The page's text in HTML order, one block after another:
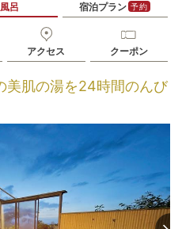
呂 宿泊プラン 予約
アクセス クーポン
美肌の湯を24時間のんび